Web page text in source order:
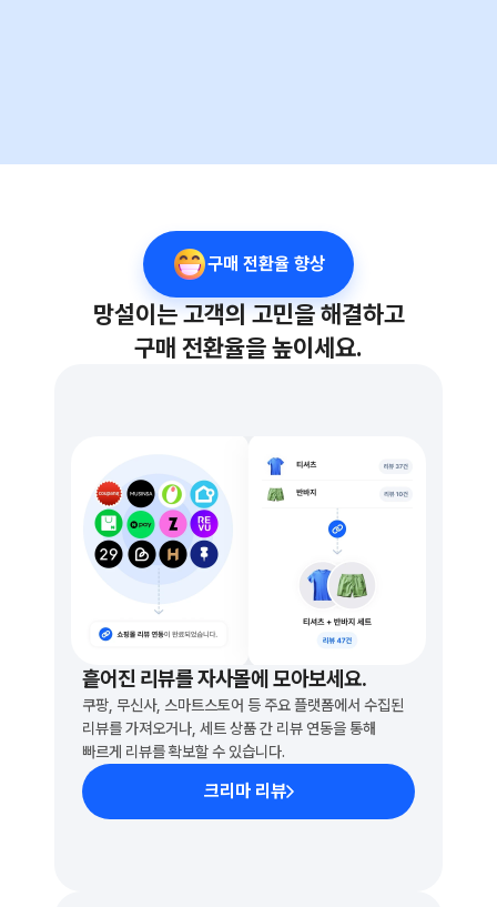
구매 전환율 향상
망설이는 고객의 고민을 해결하고
구매 전환율을 높이세요.
흩어진 리뷰를 자사몰에 모아보세요.
쿠팡, 무신사, 스마트스토어 등 주요 플랫폼에서 수집된
리뷰를 가져오거나, 세트 상품 간 리뷰 연동을 통해
빠르게 리뷰를 확보할 수 있습니다.
크리마 리뷰